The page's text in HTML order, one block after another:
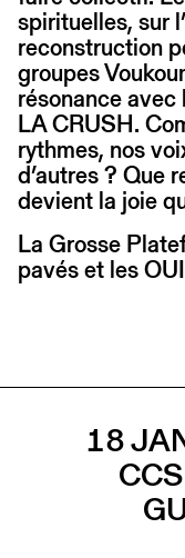
spirituelles, sur
reconstruction
groupes
résonance
LA CRUSH.
rythmes, nos
d’autres ? Que
devient la joie
La Grosse
pavés et les
18